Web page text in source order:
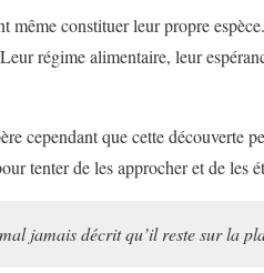
même constituer leur propre espèce.
régime alimentaire, leur
cependant que cette découverte
tenter de les approcher et de les
jamais décrit qu’il reste sur la